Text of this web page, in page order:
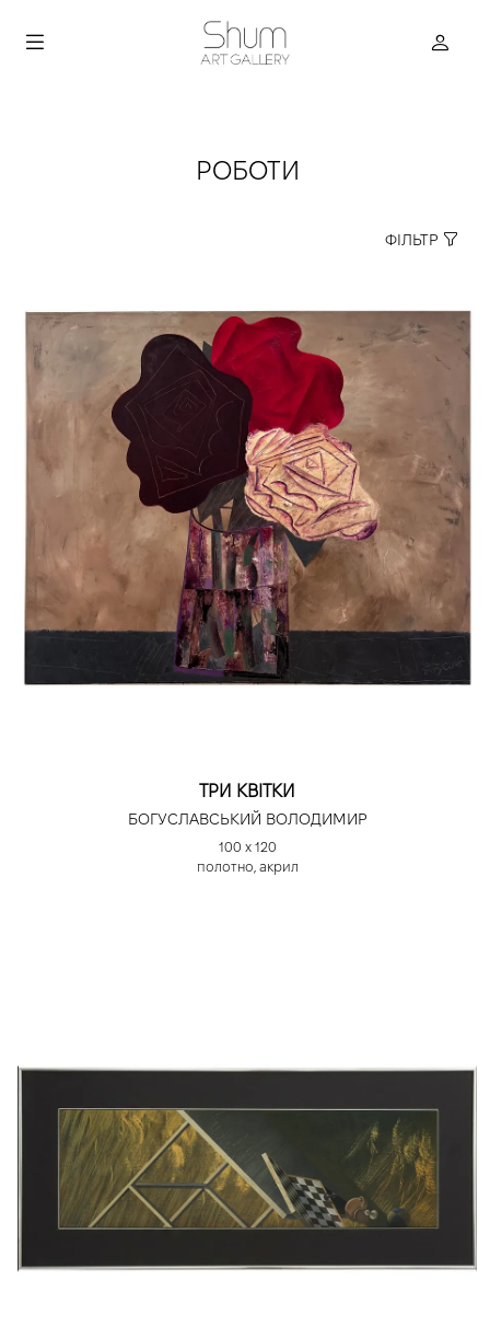
РОБОТИ
ФІЛЬТР
ТРИ КВІТКИ
БОГУСЛАВСЬКИЙ ВОЛОДИМИР
100 х 120
полотно, акрил